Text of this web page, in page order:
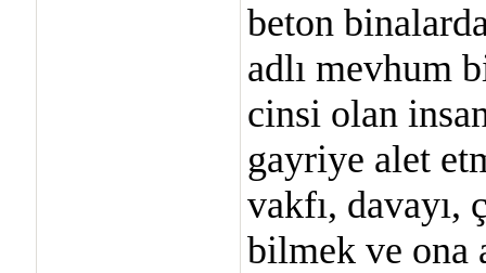
beton
adlı mevhum
cinsi olan
gayriye alet
vakfı,
bilmek ve ona